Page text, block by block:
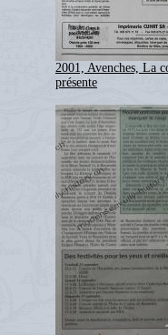
2001, Avenches, La
présente